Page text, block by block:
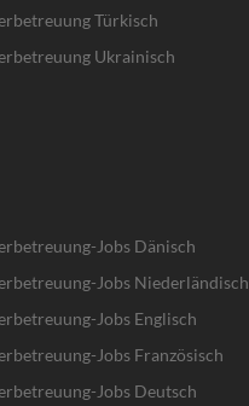
Türkisch
Ukrainisch
Jobs Dänisch
Jobs Niederländisch
Jobs Englisch
Jobs Französisch
Jobs Deutsch